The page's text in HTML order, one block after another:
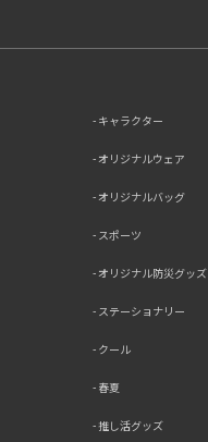
キャラクター
オリジナルウェア
オリジナルバッグ
スポーツ
オリジナル防災グッズ
ステーショナリー
クール
春夏
推し活グッズ